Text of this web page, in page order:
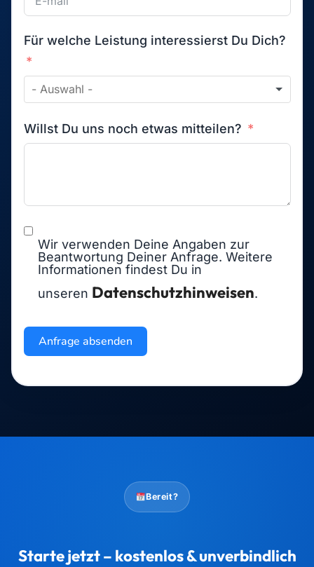
Für welche Leistung interessierst Du Dich?
Willst Du uns noch etwas mitteilen?
Wir verwenden Deine Angaben zur
Beantwortung Deiner Anfrage. Weitere
Informationen findest Du in
unseren Datenschutzhinweisen.
Anfrage absenden
Bereit?
Starte jetzt – kostenlos & unverbindlich